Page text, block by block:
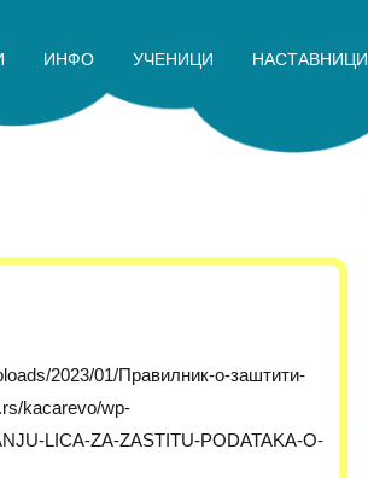
ИНФО УЧЕНИЦИ НАСТАВНИЦИ
kacarevo/wp-
LICA-ZA-ZASTITU-PODATAKA-O-